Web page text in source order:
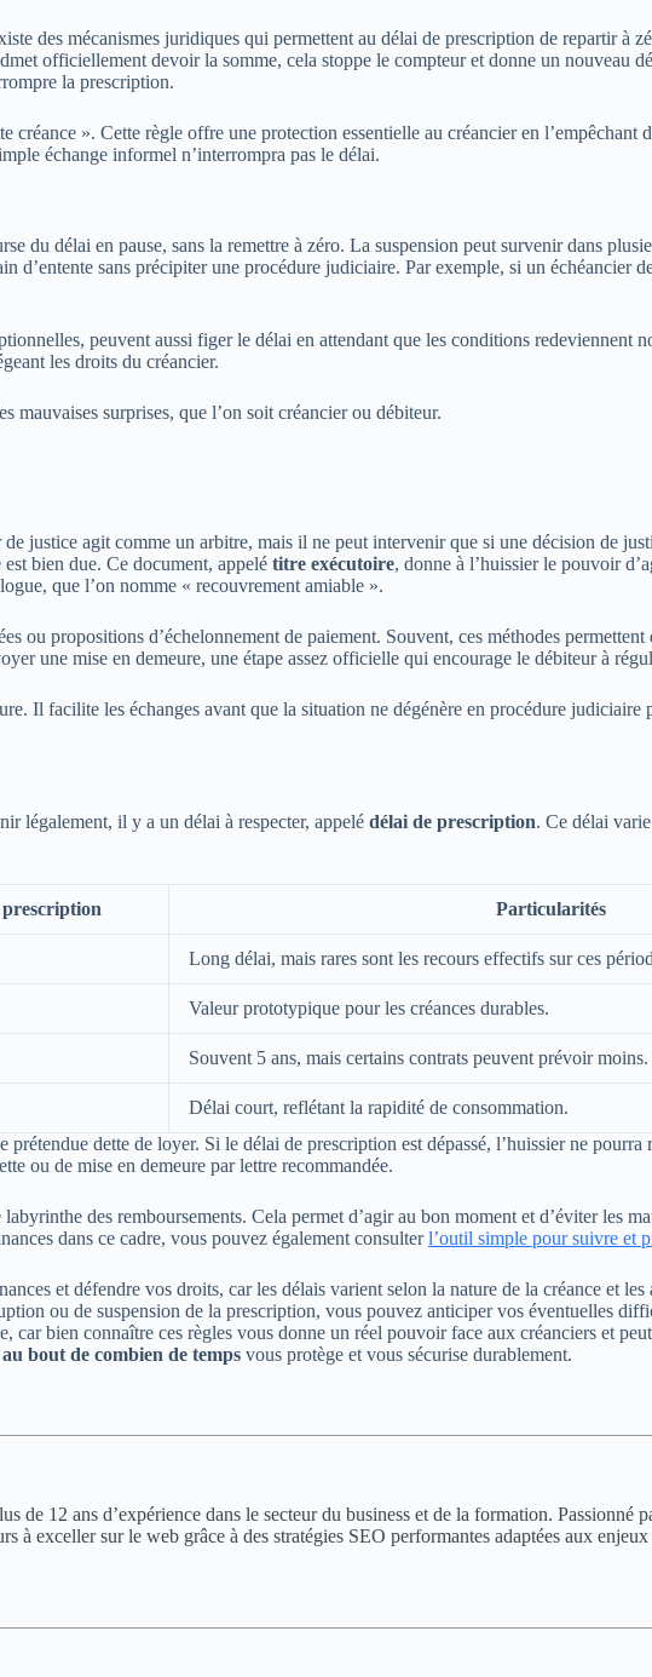
des mécanismes juridiques qui permettent au délai de prescription de repartir à
officiellement devoir la somme, cela stoppe le compteur et donne un nouveau
la prescription.
créance ». Cette règle offre une protection essentielle au créancier en l’empêchant
échange informel n’interrompra pas le délai.
du délai en pause, sans la remettre à zéro. La suspension peut survenir dans
d’entente sans précipiter une procédure judiciaire. Par exemple, si un échéancier
peuvent aussi figer le délai en attendant que les conditions redeviennent
les droits du créancier.
mauvaises surprises, que l’on soit créancier ou débiteur.
justice agit comme un arbitre, mais il ne peut intervenir que si une décision de
bien due. Ce document, appelé titre exécutoire, donne à l’huissier le pouvoir
que l’on nomme « recouvrement amiable ».
ou propositions d’échelonnement de paiement. Souvent, ces méthodes
une mise en demeure, une étape assez officielle qui encourage le débiteur à
Il facilite les échanges avant que la situation ne dégénère en procédure
légalement, il y a un délai à respecter, appelé délai de prescription. Ce délai
Particularités
Long délai, mais rares sont les recours effectifs sur ces
Valeur prototypique pour les créances durables.
Souvent 5 ans, mais certains contrats peuvent prévoir moins.
Délai court, reflétant la rapidité de consommation.
dette de loyer. Si le délai de prescription est dépassé, l’huissier ne pourra
ou de mise en demeure par lettre recommandée.
des remboursements. Cela permet d’agir au bon moment et d’éviter les
dans ce cadre, vous pouvez également consulterl’outil simple pour suivre et
et défendre vos droits, car les délais varient selon la nature de la créance et les
ou de suspension de la prescription, vous pouvez anticiper vos éventuelles
bien connaître ces règles vous donne un réel pouvoir face aux créanciers et
au bout de combien de temps vous protège et vous sécurise durablement.
de 12 ans d’expérience dans le secteur du business et de la formation. Passionné
à exceller sur le web grâce à des stratégies SEO performantes adaptées aux